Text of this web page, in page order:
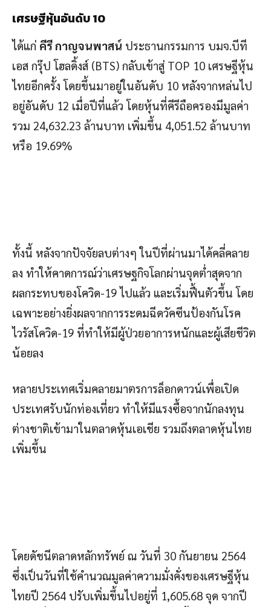
เศรษฐีหุ้นอันดับ 10
ได้แก่ คีรี กาญจนพาสน์ ประธานกรรมการ บมจ.บีที
เอส กรุ๊ป โฮลดิ้งส์ (BTS) กลับเข้าสู่ TOP 10 เศรษฐีหุ้น
ไทยอีกครั้ง โดยขึ้นมาอยู่ในอันดับ 10 หลังจากหล่นไป
อยู่อันดับ 12 เมื่อปีที่แล้ว โดยหุ้นที่คีรีถือครองมีมูลค่า
รวม 24,632.23 ล้านบาท เพิ่มขึ้น 4,051.52 ล้านบาท
หรือ 19.69%
ทั้งนี้ หลังจากปัจจัยลบต่างๆ ในปีที่ผ่านมาได้คลี่คลาย
ลง ทำให้คาดการณ์ว่าเศรษฐกิจโลกผ่านจุดต่ำสุดจาก
ผลกระทบของโควิด-19 ไปแล้ว และเริ่มฟื้นตัวขึ้น โดย
เฉพาะอย่างยิ่งผลจากการระดมฉีดวัคซีนป้องกันโรค
ไวรัสโควิด-19 ที่ทำให้มีผู้ป่วยอาการหนักและผู้เสียชีวิต
น้อยลง
หลายประเทศเริ่มคลายมาตรการล็อกดาวน์เพื่อเปิด
ประเทศรับนักท่องเที่ยว ทำให้มีแรงซื้อจากนักลงทุน
ต่างชาติเข้ามาในตลาดหุ้นเอเชีย รวมถึงตลาดหุ้นไทย
เพิ่มขึ้น
โดยดัชนีตลาดหลักทรัพย์ ณ วันที่ 30 กันยายน 2564
ซึ่งเป็นวันที่ใช้คำนวณมูลค่าความมั่งคั่งของเศรษฐีหุ้น
ไทยปี 2564 ปรับเพิ่มขึ้นไปอยู่ที่ 1,605.68 จุด จากปี